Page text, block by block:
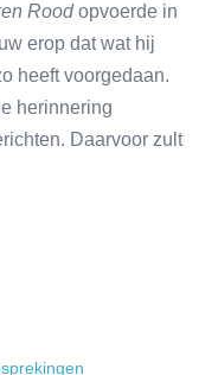
Roodopvoerde in
erop dat wat hij
heeft voorgedaan.
herinnering
Daarvoor zult